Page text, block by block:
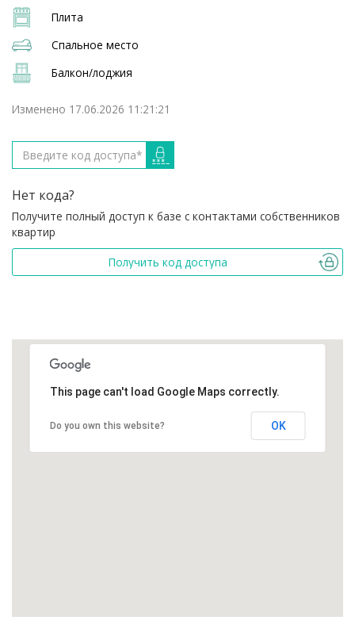
Плита
Спальное место
Балкон/лоджия
Изменено 17.06.2026 11:21:21
Нет кода?
Получите полный доступ к базе с контактами собственников
квартир
Получить код доступа
This page can't load Google Maps correctly.
Do you own this website? OK